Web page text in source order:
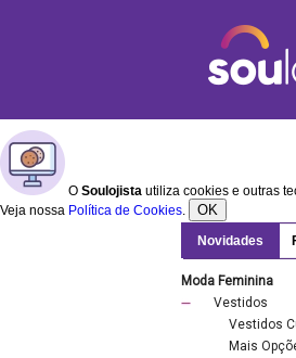
O Soulojista utiliza cookies e outras
Veja nossa Política de Cookies. OK
Novidades
Moda Feminina
Vestidos
Vestidos
Mais